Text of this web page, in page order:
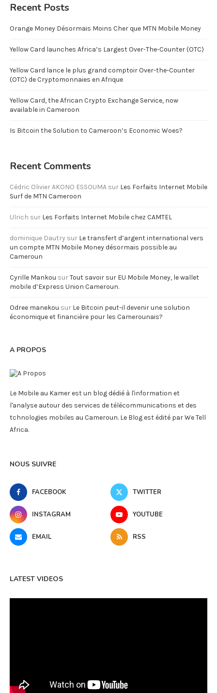
Recent Posts
Orange Money Désormais Moins Cher que MTN Mobile Money
Yellow Card launches Africa’s Largest Over-The-Counter (OTC)
Yellow Card lance le plus grand comptoir Over-the-Counter
(OTC) de Cryptomonnaies en Afrique
Yellow Card, the African Crypto Exchange Service, now
available in Cameroon
Is Bitcoin the Solution to Cameroon’s Economic Woes?
Recent Comments
Cédric Olivier AKONO ESSOUMA sur Les Forfaits Internet Mobile
Surf de MTN Cameroon
Ulrich sur Les Forfaits Internet Mobile chez CAMTEL
dominique Dautry sur Le transfert d’argent international vers
un compte MTN Mobile Money désormais possible au
Cameroun
Cyrille Mankou surTout savoir sur EU Mobile Money, le wallet
mobile d’Express Union Cameroun.
Odree manekou sur Le Bitcoin peut-il devenir une solution
économique et financière pour les Camerounais?
A PROPOS
Le Mobile au Kamer est un blog dédié à l'information et
l'analyse autour des services de télécommunications et des
tchnologies mobiles au Cameroun. Le Blog est édité par We Tell
Africa.
NOUS SUIVRE
FACEBOOK TWITTER
INSTAGRAM YOUTUBE
EMAIL RSS
LATEST VIDEOS